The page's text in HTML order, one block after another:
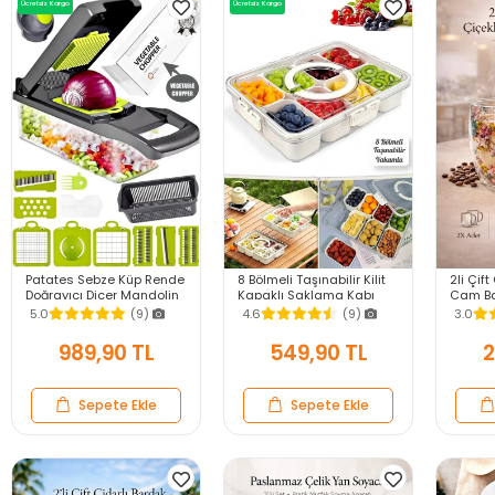
Ücretsiz Kargo
Patates Sebze Küp Rende
Doğrayıcı Dicer Mandolin
Dilimleyici Jülyen Kesici
Vegetable Chopper Seti
5.0 (9)
989,90 TL
Sepete Ekle
Ücretsiz Kargo
8 Bölmeli Taşınabilir Kilit
Kapaklı Saklama Kabı
Kahvaltılık Organizer
Piknik Seti Gıda Kutusu
4.6 (9)
549,90 TL
Sepete Ekle
2li Çift
Cam
250ml
3.0